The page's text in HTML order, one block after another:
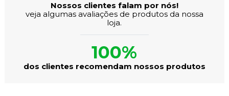
Nossos clientes falam por nós!
veja algumas avaliações de produtos da nossa
loja.
100%
dos clientes recomendam nossos produtos